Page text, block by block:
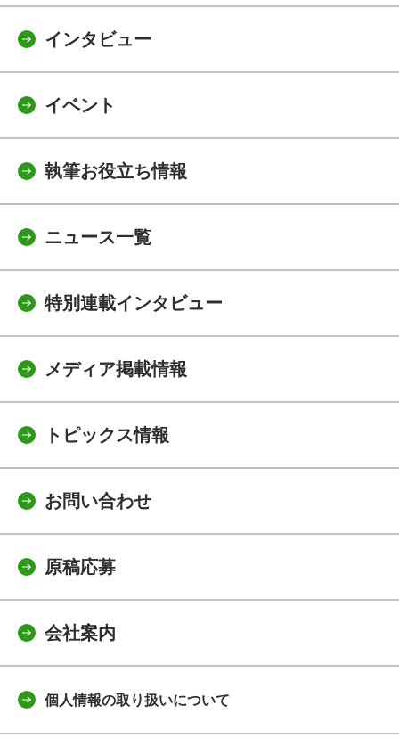
インタビュー
イベント
執筆お役立ち情報
ニュース一覧
特別連載インタビュー
メディア掲載情報
トピックス情報
お問い合わせ
原稿応募
会社案内
個人情報の取り扱いについて